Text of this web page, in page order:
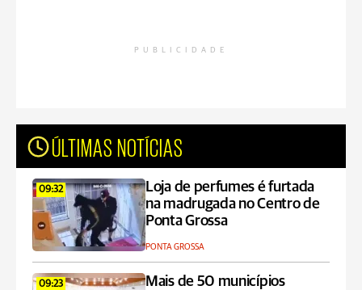
PUBLICIDADE
ÚLTIMAS NOTÍCIAS
09:32
Loja de perfumes é furtada
na madrugada no Centro de
Ponta Grossa
PONTA GROSSA
09:23
Mais de 50 municípios